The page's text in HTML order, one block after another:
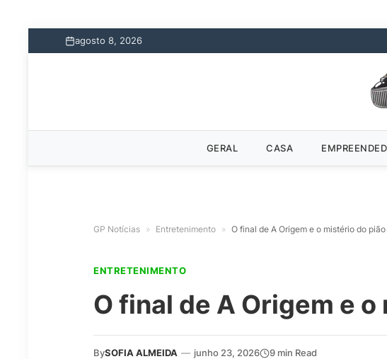
agosto 8, 2026
GERAL CASA
GP Notícias » Entretenimento » O final de A Origem e o mistério do
ENTRETENIMENTO
O final de A Origem e
BySOFIA ALMEIDA — junho 23, 2026 9 min Read